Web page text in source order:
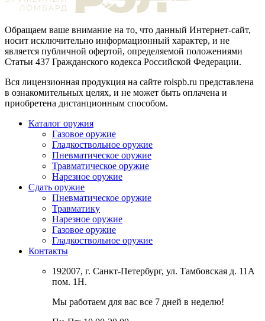
Обращаем ваше внимание на то, что данный Интернет-сайт,
носит исключительно информационный характер, и не
является публичной офертой, определяемой положениями
Статьи 437 Гражданского кодекса Российской Федерации.
Вся лицензионная продукция на сайте rolspb.ru представлена
в ознакомительных целях, и не может быть оплачена и
приобретена дистанционным способом.
Каталог оружия
Газовое оружие
Гладкоствольное оружие
Пневматическое оружие
Травматическое оружие
Нарезное оружие
Сдать оружие
Пневматическое оружие
Травматику
Нарезное оружие
Газовое оружие
Гладкоствольное оружие
Контакты
192007, г. Санкт-Петербург, ул. Тамбовская д. 11А
пом. 1Н.
Мы работаем для вас все 7 дней в неделю!